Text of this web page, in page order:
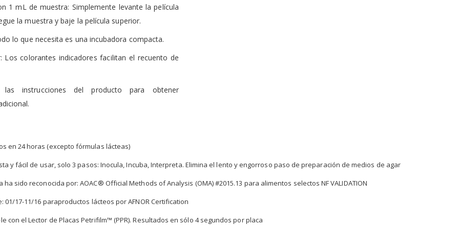
1 mL de muestra: Simplemente levante la película
la muestra y baje la película superior.
lo que necesita es una incubadora compacta.
Los colorantes indicadores facilitan el recuento de
instrucciones del producto para obtener
en 24 horas (excepto fórmulas lácteas)
y fácil de usar, solo 3 pasos: Inocula, Incuba, Interpreta. Elimina el lento y engorroso paso de preparación de medios de agar
ha sido reconocida por: AOAC® Official Methods of Analysis (OMA) #2015.13 para alimentos selectos NF VALIDATION
01/17-11/16 paraproductos lácteos por AFNOR Certification
con el Lector de Placas Petrifilm™ (PPR). Resultados en sólo 4 segundos por placa